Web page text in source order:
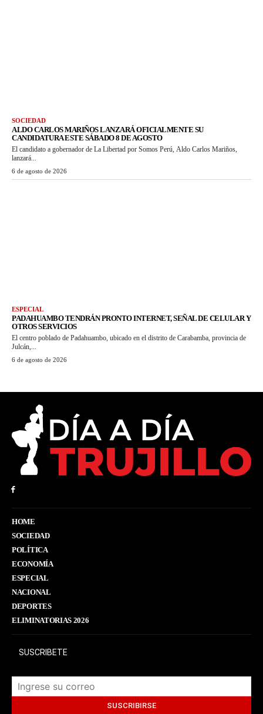
SOCIEDAD
ALDO CARLOS MARIÑOS LANZARÁ OFICIALMENTE SU
CANDIDATURA ESTE SÁBADO 8 DE AGOSTO
El candidato a gobernador de La Libertad por Somos Perú, Aldo Carlos Mariños,
lanzará...
6 de agosto de 2026
ESPECIAL
PADAHUAMBO TENDRÁN PRONTO INTERNET, SEÑAL DE CELULAR Y
OTROS SERVICIOS
El centro poblado de Padahuambo, ubicado en el distrito de Carabamba, provincia de
Julcán,...
6 de agosto de 2026
HOME
SOCIEDAD
POLÍTICA
ECONOMÍA
ESPECIAL
NACIONAL
DEPORTES
ELIMINATORIAS 2026
SUSCRIBETE